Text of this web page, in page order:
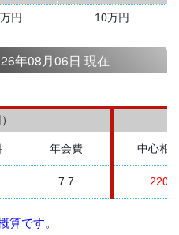
円 10万円
年08月06日 現在
年会費 中心相
7.7 220
算です。